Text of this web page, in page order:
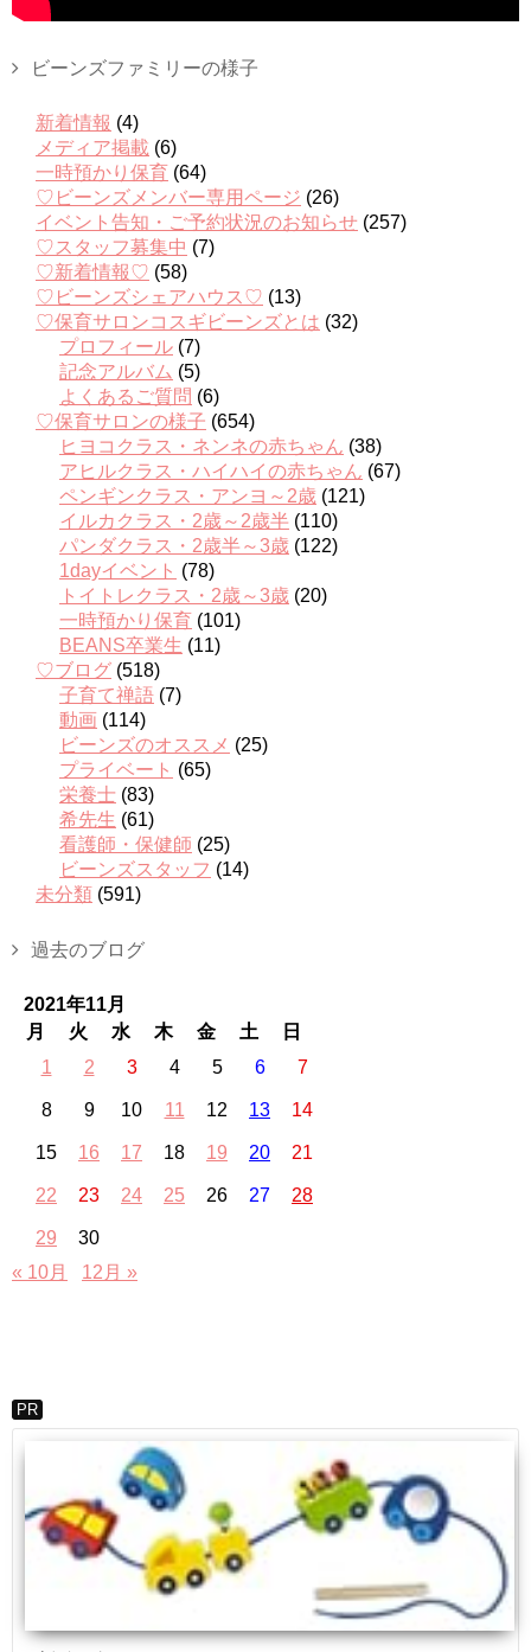
ビーンズファミリーの様子
新着情報 (4)
メディア掲載 (6)
一時預かり保育 (64)
♡ビーンズメンバー専用ページ (26)
イベント告知・ご予約状況のお知らせ (257)
♡スタッフ募集中 (7)
♡新着情報♡ (58)
♡ビーンズシェアハウス♡ (13)
♡保育サロンコスギビーンズとは (32)
プロフィール (7)
記念アルバム (5)
よくあるご質問 (6)
♡保育サロンの様子 (654)
ヒヨコクラス・ネンネの赤ちゃん (38)
アヒルクラス・ハイハイの赤ちゃん (67)
ペンギンクラス・アンヨ～2歳 (121)
イルカクラス・2歳～2歳半 (110)
パンダクラス・2歳半～3歳 (122)
1dayイベント (78)
トイトレクラス・2歳～3歳 (20)
一時預かり保育 (101)
BEANS卒業生 (11)
♡ブログ (518)
子育て禅語 (7)
動画 (114)
ビーンズのオススメ (25)
プライベート (65)
栄養士 (83)
希先生 (61)
看護師・保健師 (25)
ビーンズスタッフ (14)
未分類 (591)
過去のブログ
2021年11月
月
火 水 木 金 土
日
1
2 3 4 5 6 7
8 9 10 11 12 13 14
15 16 17 18 19 20 21
22 23 24 25 26 27 28
29
30
« 10月
12月 »
PR